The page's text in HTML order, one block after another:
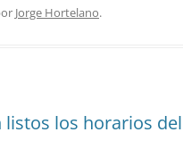
Jorge Hortelano.
listos los horarios